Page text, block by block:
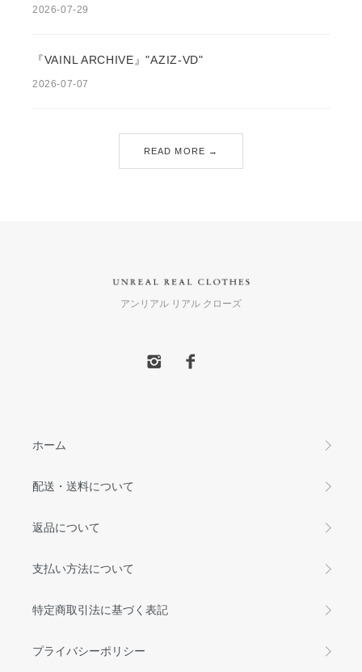
2026-07-29
『VAINL ARCHIVE』"AZIZ-VD"
2026-07-07
READ MORE →
アンリアル リアル クローズ
ホーム
配送・送料について
返品について
支払い方法について
特定商取引法に基づく表記
プライバシーポリシー